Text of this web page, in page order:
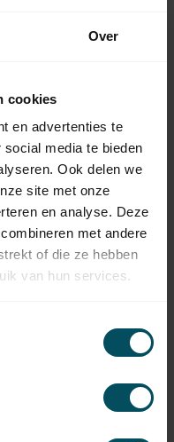
Over
cookies
en advertenties te
media te bieden
Ook delen we
site met onze
en analyse. Deze
met andere
of die ze hebben
van hun services.
type 2
met
2 5,95
type 2 5,95